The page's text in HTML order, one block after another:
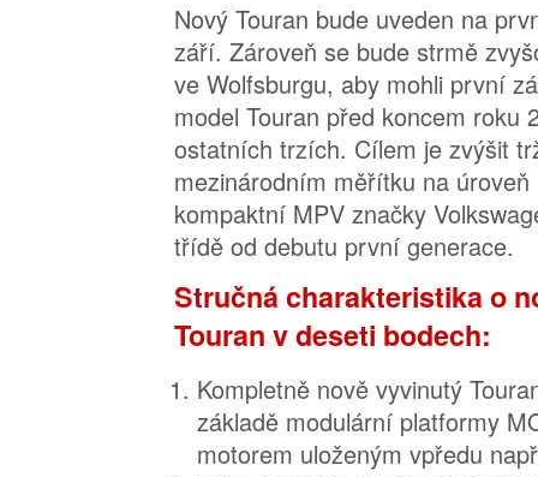
Nový Touran bude uveden na
září. Zároveň se bude strmě
ve Wolfsburgu, aby mohli první
model Touran před koncem roku
ostatních trzích. Cílem je zvýšit
mezinárodním měřítku na
kompaktní MPV značky
třídě od debutu první generace.
Stručná charakteristika o
Touran v deseti bodech:
Kompletně nově vyvinutý
základě modulární platformy
motorem uloženým vpředu